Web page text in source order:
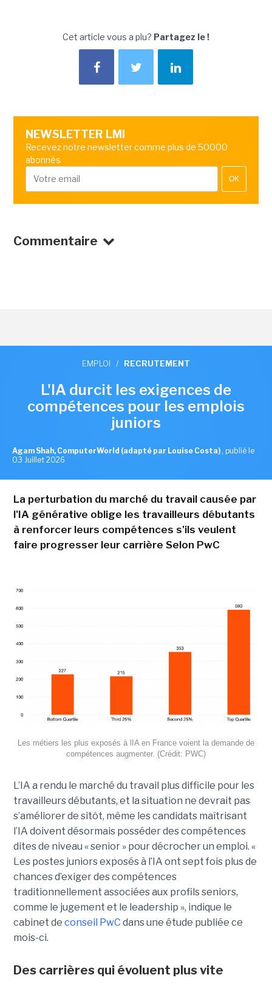
Cet article vous a plu? Partagez le !
NEWSLETTER LMI
Recevez notre newsletter comme plus de 50000
abonnés
OK
Commentaire
EMPLOI / RECRUTEMENT
L'IA durcit les exigences de
compétences pour les emplois
juniors
Agam Shah, ComputerWorld (adapté par Louise Costa) , publié le
03 Juillet 2026
La perturbation du marché du travail causée par
l'IA générative oblige les travailleurs débutants
à renforcer leurs compétences s'ils veulent
faire progresser leur carrière Selon PwC
Les métiers les plus exposés à lIA en France voient la demande de
compétences augmenter. (Crédit: PWC)
L’IA a rendu le marché du travail plus difficile pour les
travailleurs débutants, et la situation ne devrait pas
s’améliorer de sitôt, même les candidats maîtrisant
l’IA doivent désormais posséder des compétences
dites de niveau « senior » pour décrocher un emploi. «
Les postes juniors exposés à l’IA ont sept fois plus de
chances d’exiger des compétences
traditionnellement associées aux profils seniors,
comme le jugement et le leadership », indique le
cabinet de conseil PwC dans une étude publiée ce
mois-ci.
Des carrières qui évoluent plus vite